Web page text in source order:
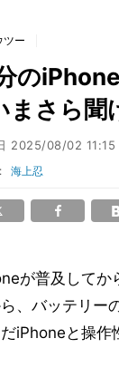
ツー
の
まさら聞
2025/08/02 11:15
海上忍
が普及してか
、バッテリー
iPhoneと操作